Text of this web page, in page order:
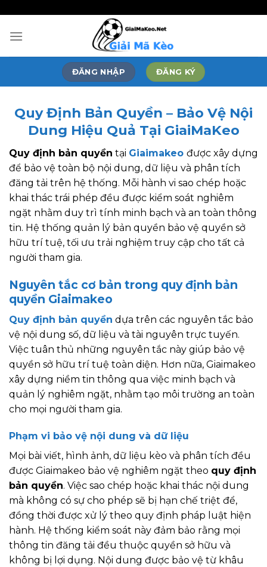
nội
ĐĂNG NHẬP ĐĂNG KÝ
Quy Định Bản Quyền – Bảo Vệ Nội
Dung Hiệu Quả Tại GiaiMaKeo
Quy định bản quyền tại Giaimakeo được xây dựng
để bảo vệ toàn bộ nội dung, dữ liệu và phân tích
đăng tải trên hệ thống. Mỗi hành vi sao chép hoặc
khai thác trái phép đều được kiểm soát nghiêm
ngặt nhằm duy trì tính minh bạch và an toàn thông
tin. Hệ thống quản lý bản quyền bảo vệ quyền sở
hữu trí tuệ, tối ưu trải nghiệm truy cập cho tất cả
người tham gia.
Nguyên tắc cơ bản trong quy định bản
quyền Giaimakeo
Quy định bản quyền dựa trên các nguyên tắc bảo
vệ nội dung số, dữ liệu và tài nguyên trực tuyến.
Việc tuân thủ những nguyên tắc này giúp bảo vệ
quyền sở hữu trí tuệ toàn diện. Hơn nữa, Giaimakeo
xây dựng niềm tin thông qua việc minh bạch và
quản lý nghiêm ngặt, nhằm tạo môi trường an toàn
cho mọi người tham gia.
Phạm vi bảo vệ nội dung và dữ liệu
Mọi bài viết, hình ảnh, dữ liệu kèo và phân tích đều
được Giaimakeo bảo vệ nghiêm ngặt theo quy định
bản quyền. Việc sao chép hoặc khai thác nội dung
mà không có sự cho phép sẽ bị hạn chế triệt để,
đồng thời được xử lý theo quy định pháp luật hiện
hành. Hệ thống kiểm soát này đảm bảo rằng mọi
thông tin đăng tải đều thuộc quyền sở hữu và
không bị lợi dụng. Nội dung được bảo vệ từ khâu